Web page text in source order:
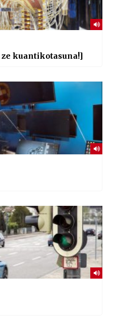
ze kuantikotasuna!]